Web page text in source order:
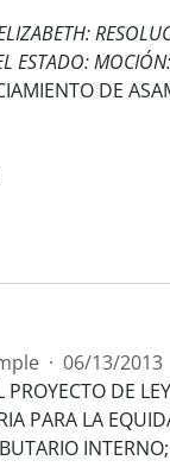
ESTADO:
DE
· 06/13/2013
DE
PARA LA